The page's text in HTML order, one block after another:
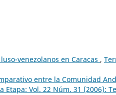
venezolanos en Caracas ,
entre la Comunidad
Etapa: Vol. 22 Núm. 31 (2006):